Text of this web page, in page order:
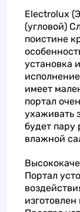
Electrolux
(угловой)
поистине
установка
имеет
портал
ухаживать
будет пару
влажной
Портал